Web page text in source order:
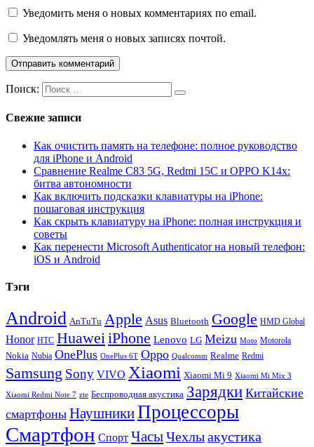
Уведомить меня о новых комментариях по email.
Уведомлять меня о новых записях почтой.
Поиск:
Свежие записи
Как очистить память на телефоне: полное руководство
для iPhone и Android
Сравнение Realme C83 5G, Redmi 15C и OPPO K14x:
битва автономности
Как включить подсказки клавиатуры на iPhone:
пошаговая инструкция
Как скрыть клавиатуру на iPhone: полная инструкция и
советы
Как перенести Microsoft Authenticator на новый телефон:
iOS и Android
Тэги
Android AnTuTu Apple Asus Bluetooth Google HMD Global
Honor HTC HuaweiiPhone Lenovo LG Meizu Moto Motorola
Nokia Nubia OnePlus OnePlus 6T Oppo Qualcomm Realme Redmi
Samsung Sony VIVO Xiaomi Xiaomi Mi 9 Xiaomi Mi Mix 3
Xiaomi Redmi Note 7 zte Беспроводная акустика Зарядки Китайские
смартфоны НаушникиПроцессоры
Смартфон Спорт ЧасыЧехлыакустика